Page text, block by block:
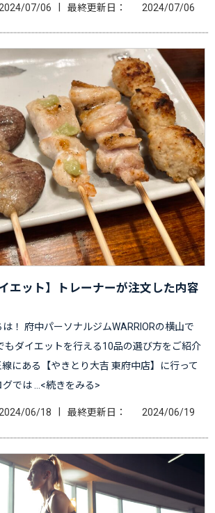
2024/07/06 | 最終更新日： 2024/07/06
エット】トレーナーが注文した内容
！ 府中パーソナルジムWARRIORの横山で
ダイエットを行える10品の選び方をご紹介
にある【やきとり大吉 東府中店】に行って
では …<続きをみる>
06/18 最終更新日： 2024/06/19